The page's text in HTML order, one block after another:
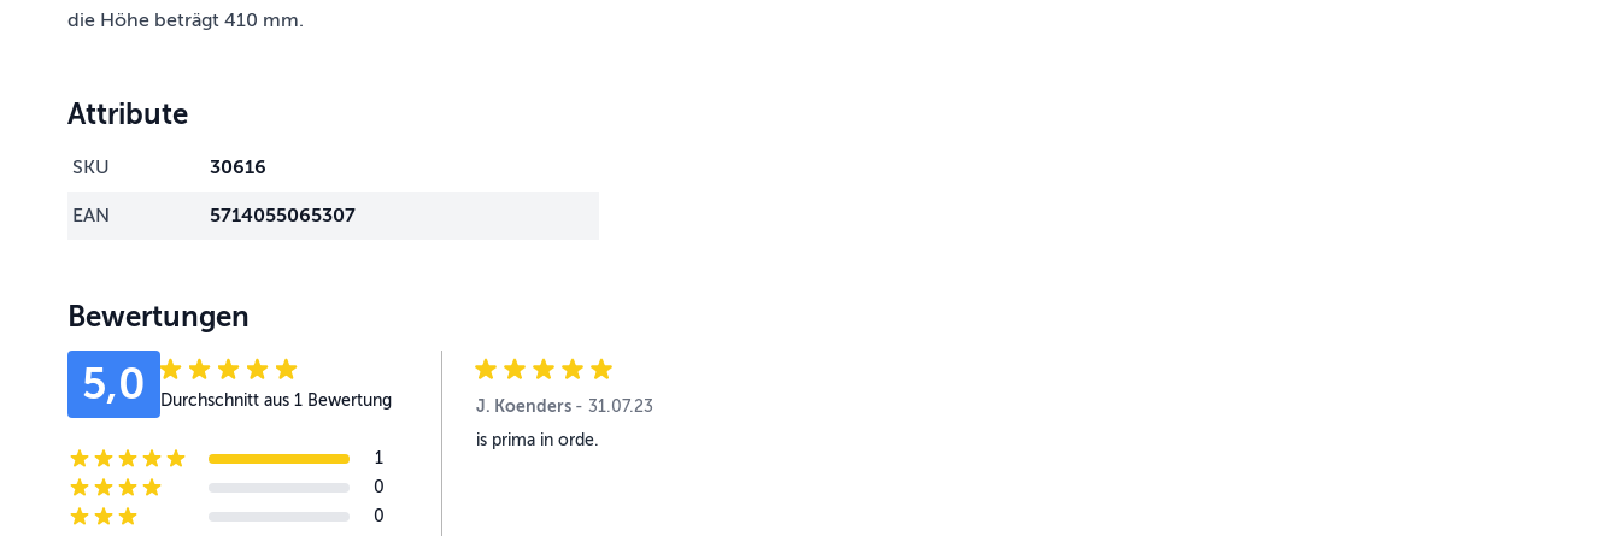
die Höhe beträgt 410 mm.
Attribute
SKU 30616
EAN 5714055065307
Bewertungen
5,0 Durchschnitt aus 1 Bewertung
5-star reviews
1
4-star reviews
0
3-star reviews
0
J. Koenders - 31. Juli 2023
31.07.23
is prima in orde.